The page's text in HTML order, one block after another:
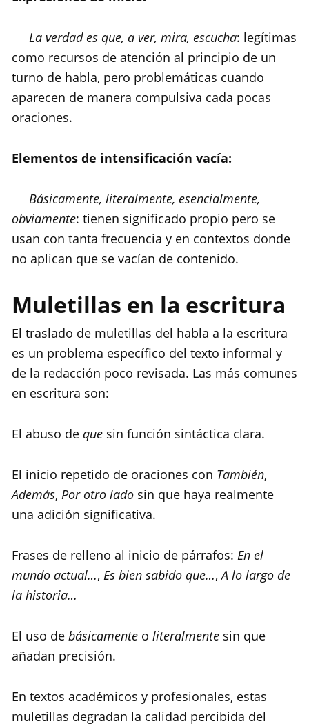
La verdad es que, a ver, mira, escucha: legítimas
como recursos de atención al principio de un
turno de habla, pero problemáticas cuando
aparecen de manera compulsiva cada pocas
oraciones.
Elementos de intensificación vacía:
Básicamente, literalmente, esencialmente,
obviamente: tienen significado propio pero se
usan con tanta frecuencia y en contextos donde
no aplican que se vacían de contenido.
Muletillas en la escritura
El traslado de muletillas del habla a la escritura
es un problema específico del texto informal y
de la redacción poco revisada. Las más comunes
en escritura son:
El abuso de que sin función sintáctica clara.
El inicio repetido de oraciones con También,
Además, Por otro lado sin que haya realmente
una adición significativa.
Frases de relleno al inicio de párrafos: En el
mundo actual…, Es bien sabido que…,A lo largo de
la historia…
El uso de básicamente o literalmente sin que
añadan precisión.
En textos académicos y profesionales, estas
muletillas degradan la calidad percibida del